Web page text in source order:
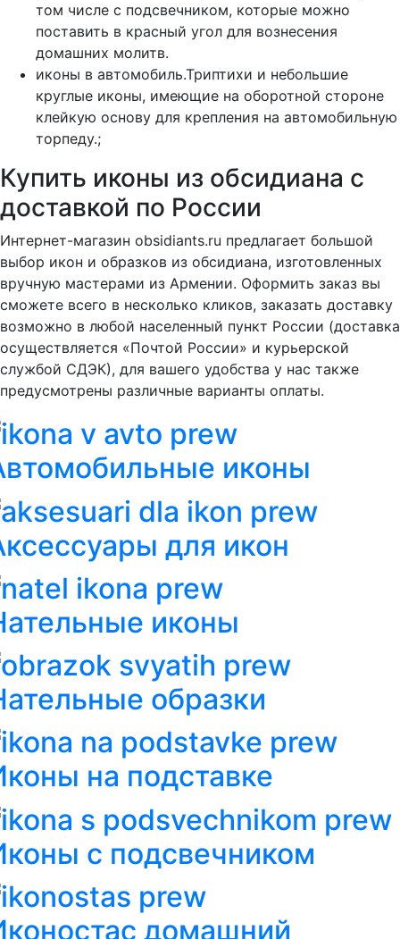
том числе с подсвечником, которые можно
поставить в красный угол для вознесения
домашних молитв.
иконы в автомобиль.Триптихи и небольшие
круглые иконы, имеющие на оборотной стороне
клейкую основу для крепления на автомобильную
торпеду.;
Купить иконы из обсидиана с
доставкой по России
Интернет-магазин obsidiants.ru предлагает большой
выбор икон и образков из обсидиана, изготовленных
вручную мастерами из Армении. Оформить заказ вы
сможете всего в несколько кликов, заказать доставку
возможно в любой населенный пункт России (доставка
осуществляется «Почтой России» и курьерской
службой СДЭК), для вашего удобства у нас также
предусмотрены различные варианты оплаты.
иконы
для икон
иконы
образки
на подставке
с подсвечником
домашний